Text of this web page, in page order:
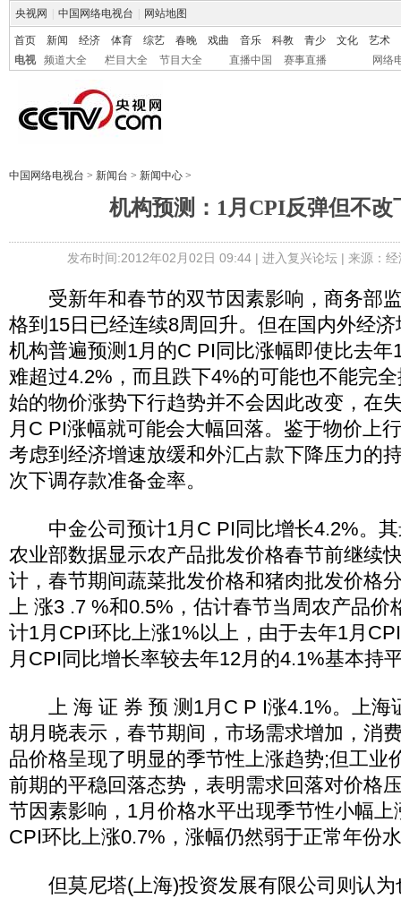
央视网 中国网络电视台 网站地图
首页 新闻 经济 体育 综艺 春晚 戏曲 音乐 科教 青少 文化
艺术
电视
频道大全 栏目大全 节目大全 直播中国 赛事直播 网络
中国网络电视台 > 新闻台 > 新闻中心 >
机构预测：1月CPI反弹但不改
发布时间:2012年02月02日 09:44 | 进入复兴论坛| 来源：
受新年和春节的双节因素影响，商务部
格到15日已经连续8周回升。但在国内外经
机构普遍预测1月的C PI同比涨幅即使比去年
难超过4.2%，而且跌下4%的可能也不能完
始的物价涨势下行趋势并不会因此改变，在
月C PI涨幅就可能会大幅回落。鉴于物价上
考虑到经济增速放缓和外汇占款下降压力的
次下调存款准备金率。
中金公司预计1月C PI同比增长4.2%。其
农业部数据显示农产品批发价格春节前继续
计，春节期间蔬菜批发价格和猪肉批发价格
上 涨3 .7 %和0.5%，估计春节当周农产品价
计1月CPI环比上涨1%以上，由于去年1月
月CPI同比增长率较去年12月的4.1%基本持
上 海 证 券 预 测1月C P I涨4.1%。上海
胡月晓表示，春节期间，市场需求增加，消
品价格呈现了明显的季节性上涨趋势;但工业
前期的平稳回落态势，表明需求回落对价格
节因素影响，1月价格水平出现季节性小幅
CPI环比上涨0.7%，涨幅仍然弱于正常年份
但莫尼塔(上海)投资发展有限公司则认为